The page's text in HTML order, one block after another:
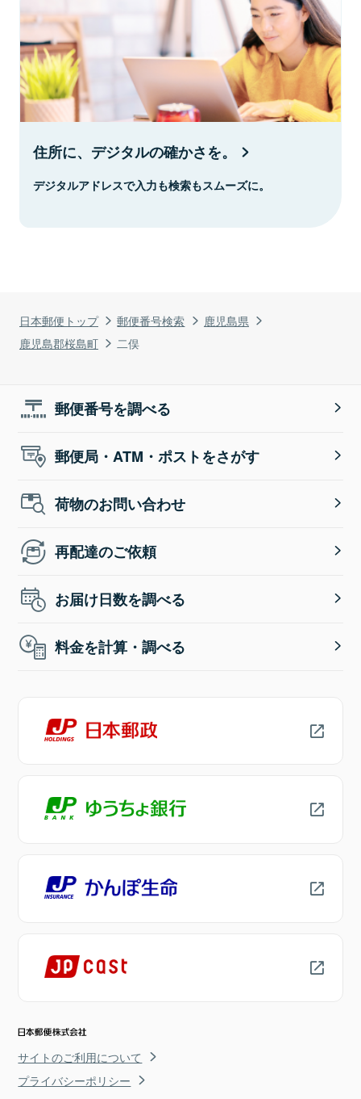
日本郵便トップ 郵便番号検索
鹿児島県
鹿児島郡桜島町
二俣
住所に、デジタルの確かさを。
デジタルアドレスで入力も検索もスムーズに。
郵便番号を調べる
郵便局・ATM・ポストをさがす
荷物のお問い合わせ
再配達のご依頼
お届け日数を調べる
料金を計算・調べる
サイトのご利用について
プライバシーポリシー